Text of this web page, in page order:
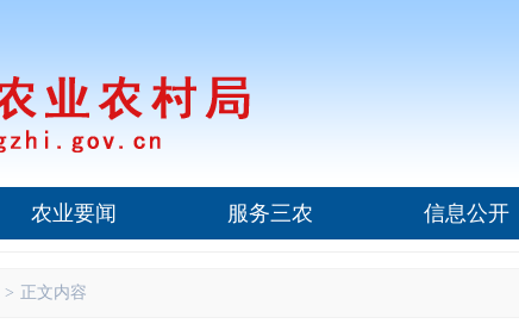
农业要闻 服务三农 信息公开
> 正文内容